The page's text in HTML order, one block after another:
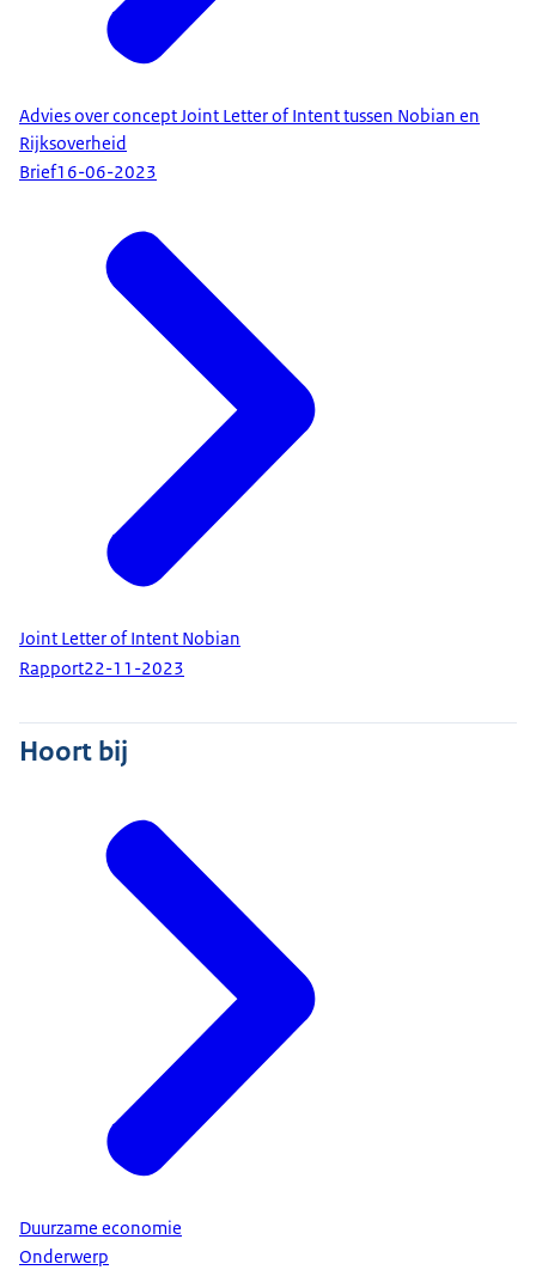
Advies over concept Joint Letter of Intent tussen Nobian en
Rijksoverheid
Brief16-06-2023
Joint Letter of Intent Nobian
Rapport22-11-2023
Hoort bij
Duurzame economie
Onderwerp